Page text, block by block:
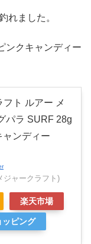
れました。
ンクキャンディー
フト ルアー メ
パラ SURF 28g
ャンディー
ジャークラフト)
楽天市場
ピング